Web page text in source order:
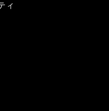
ィ